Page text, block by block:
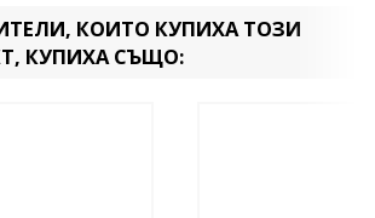
КОИТО КУПИХА ТОЗИ
КУПИХА СЪЩО: